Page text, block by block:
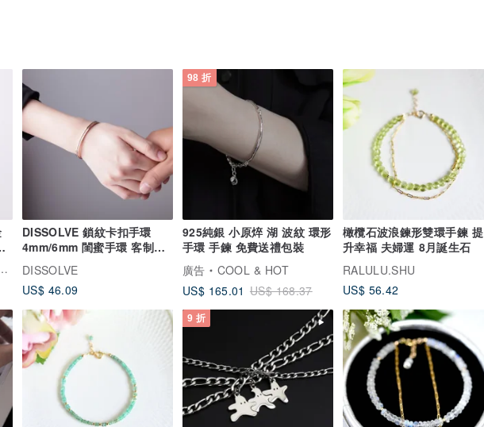
DISSOLVE 鎖紋卡扣手環
4mm/6mm 閨蜜手環 客制禮
物
DISSOLVE
US$ 46.09
98 折
925純銀 小原焠 湖 波紋 環形
手環 手鍊 免費送禮包裝
廣告
COOL & HOT
US$ 165.01 US$ 168.37
橄欖石波浪鍊形雙環手鍊 提
升幸福 夫婦運 8月誕生石
RALULU.SHU
US$ 56.42
9 折